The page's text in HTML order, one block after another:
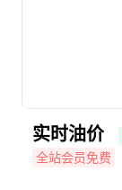
实时油价
全站会员免费